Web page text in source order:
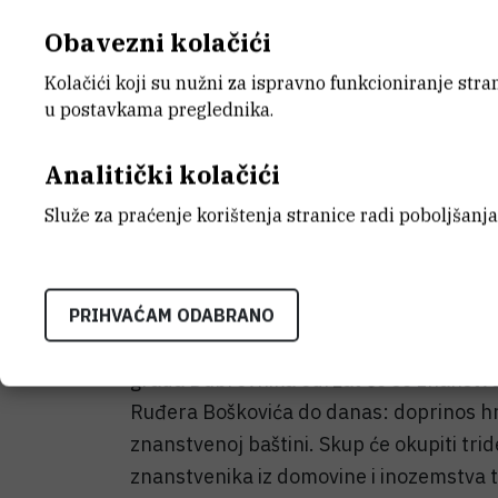
Jučer je u Gradskom
planiranje obilježavanja
nazočili: gradonačelnik
Tatjana Šimac Bonačić,
U svibnju 2011. godine u Dubrovniku u
grada Dubrovnika održat će se
Ruđera Boškovića do danas: doprinos
znanstvenoj baštini. Skup će okupiti
znanstvenika iz domovine i
Obavezni kolačići
Kolačići koji su nužni za ispravno funkcioniranje
u postavkama preglednika.
Analitički kolačići
Služe za praćenje korištenja stranice radi
PRIHVAĆAM ODABRANO